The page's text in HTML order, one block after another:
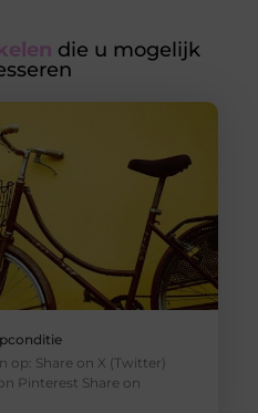
die u mogelijk
op: Share on X (Twitter)
Pinterest Share on